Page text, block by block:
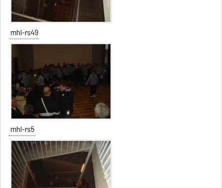
mhl-rs49
mhl-rs5